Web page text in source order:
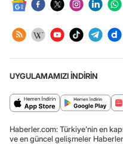
UYGULAMAMIZI İNDİRİN
Haberler.com: Türkiye’nin en
ve en güncel gelişmeler